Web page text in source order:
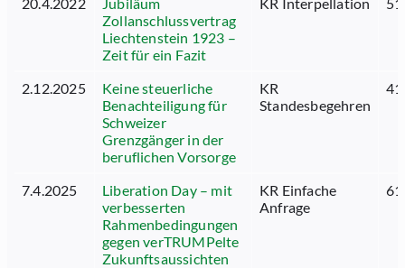
Zollanschlussvertrag
Liechtenstein 1923 –
Zeit für ein Fazit
2.12.2025
Keine steuerliche
Benachteiligung für
Schweizer
Grenzgänger in der
beruflichen Vorsorge
KR
Standesbegehren
7.4.2025
Liberation Day – mit
verbesserten
Rahmenbedingungen
gegen verTRUMPelte
Zukunftsaussichten
KR Einfache
Anfrage